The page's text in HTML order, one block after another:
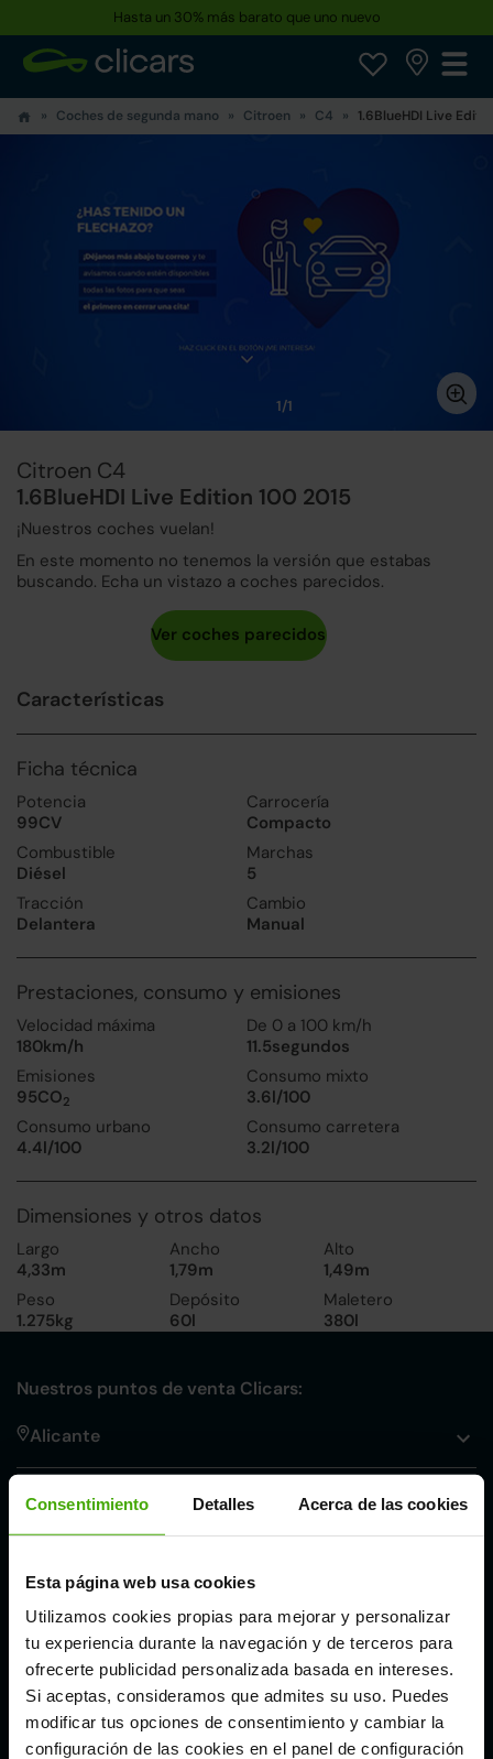
Consentimiento Detalles Acerca de las cookies
Esta página web usa cookies
Utilizamos cookies propias para mejorar y personalizar
tu experiencia durante la navegación y de terceros para
ofrecerte publicidad personalizada basada en intereses.
Si aceptas, consideramos que admites su uso. Puedes
modificar tus opciones de consentimiento y cambiar la
configuración de las cookies en el panel de configuración
Hasta un 30% más barato que uno nuevo
Coches de segunda mano Citroen C4 1.6BlueHDI Live
1/1
Citroen C4
1.6BlueHDI Live Edition 100 2015
¡Nuestros coches vuelan!
En este momento no tenemos la versión que estabas
buscando. Echa un vistazo a coches parecidos.
Características
Ficha técnica
Potencia
99CV
Carrocería
Compacto
Combustible
Diésel
Marchas
5
Tracción
Delantera
Cambio
Manual
Prestaciones, consumo y emisiones
Velocidad máxima
180km/h
De 0 a 100 km/h
11.5segundos
Emisiones
95CO2
Consumo mixto
3.6l/100
Consumo urbano
4.4l/100
Consumo carretera
3.2l/100
Dimensiones y otros datos
Largo
4,33m
Ancho
1,79m
Alto
1,49m
Peso
1.275kg
Depósito
60l
Maletero
380l
Nuestros puntos de venta Clicars:
Alicante
Córdoba
Madrid
Málaga
Valencia